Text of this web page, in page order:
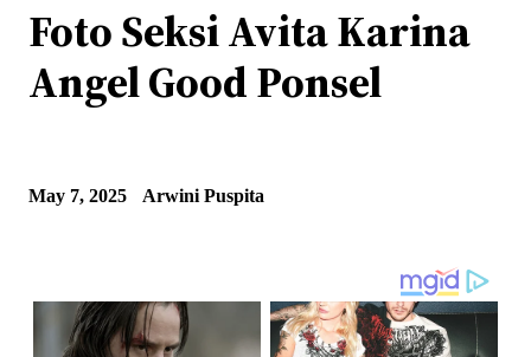
Foto Seksi Avita Karina
Angel Good Ponsel
May 7, 2025 Arwini Puspita